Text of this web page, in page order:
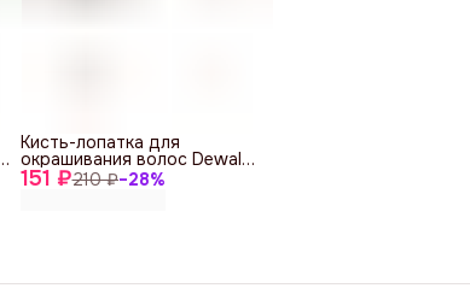
151 ₽210 ₽−28%
Кисть-лопатка для
окрашивания волос Dewal
JPP144